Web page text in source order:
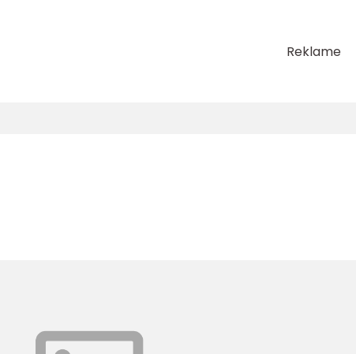
Reklame